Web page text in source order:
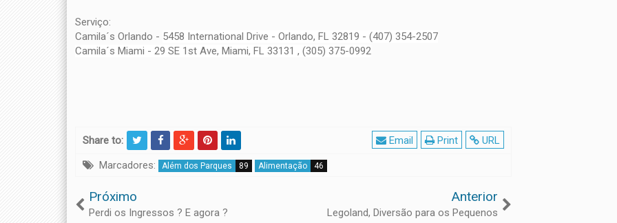
Serviço:
Camila´s Orlando - 5458 International Drive - Orlando, FL 32819 - (407) 354-2507
Camila´s Miami - 29 SE 1st Ave, Miami, FL 33131 , (305) 375-0992
Share to: URL
Print
Email
Marcadores:
Além dos Parques 89 Alimentação 46
Próximo
Perdi os Ingressos ? E agora ?
Anterior
Legoland, Diversão para os Pequenos